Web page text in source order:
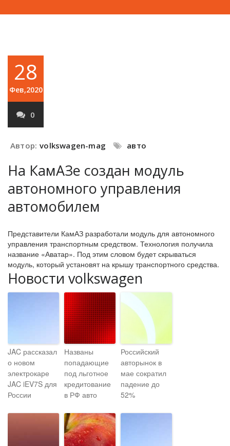
28
Фев,2020
0
Автор: volkswagen-mag авто
На КамАЗе создан модуль
автономного управления
автомобилем
Представители КамАЗ разработали модуль для автономного
управления транспортным средством. Технология получила
название «Аватар». Под этим словом будет скрываться
модуль, который установят на крышу транспортного средства.
Новости volkswagen
JAC рассказал
о новом
электрокаре
JAC iEV7S для
России
Названы
попадающие
под льготное
кредитование
в РФ авто
Российский
авторынок в
мае сократил
падение до
52%